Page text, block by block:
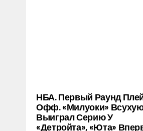
НБА. Первый Раунд
Офф. «Милуоки»
Выиграл Серию У
«Детройта», «Юта»